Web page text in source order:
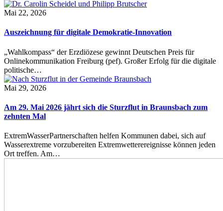
Mai 22, 2026
Auszeichnung für digitale Demokratie-Innovation
„Wahlkompass“ der Erzdiözese gewinnt Deutschen Preis für
Onlinekommunikation Freiburg (pef). Großer Erfolg für die digitale
politische…
Mai 29, 2026
Am 29. Mai 2026 jährt sich die Sturzflut in Braunsbach zum
zehnten Mal
ExtremWasserPartnerschaften helfen Kommunen dabei, sich auf
Wasserextreme vorzubereiten Extremwetterereignisse können jeden
Ort treffen. Am…